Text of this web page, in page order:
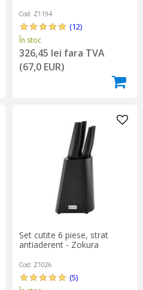
Cod: Z1194
(12)
În stoc
326,45 lei fara TVA
(67,0 EUR)
Set cutite 6 piese, strat
antiaderent - Zokura
Cod: Z1026
(5)